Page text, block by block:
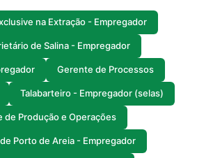
na Extração - Empregador
de Salina - Empregador
Gerente de Processos
Talabarteiro - Empregador (selas)
de Produção e Operações
Porto de Areia - Empregador